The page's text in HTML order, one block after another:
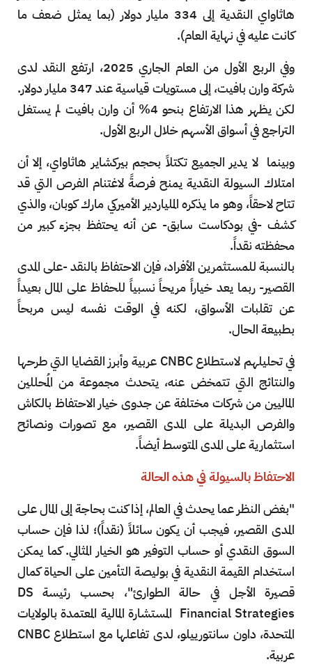
هاثاواي النقدية إلى 334 مليار دولار (بما يمثل ضعف ما
كانت عليه في نهاية العام).
وفي الربع الأول من العام الجاري 2025، ارتفع النقد لدى
شركة وارن بافيت، إلى مستويات قياسية عند 347 مليار دولار.
لكن يظهر هذا الارتفاع بنحو 4% أن وارن بافيت لم يستغل
التراجع في أسواق الأسهم خلال الربع الأول.
وبينما لا يدير الجميع تكتلاً بحجم بيركشاير هاثاواي، إلا أن
امتلاك السيولة النقدية يمنح فرصةً لاغتنام الفرص التي قد
تتاح لاحقاً، وهو ما يذكره الملياردير الأميركي مارك كوبان، والذي
كشف -في بودكاست سابق- عن أنه يحتفظ بجزء كبير من
محفظته نقداً.
بالنسبة للمستثمرين الأفراد، فإن الاحتفاظ بالنقد -على المدى
القصير- ربما يعد خياراً مريحاً نسبياً للحفاظ على المال بعيداً
عن تقلبات الأسواق، لكنه في الوقت نفسه ليس مربحاً
بطبيعة الحال.
في تحليلهم لاستطلاع CNBC عربية وأبرز القضايا التي طرحها
والنتائج التي تتمخض عنه، يتحدث مجموعة من المُحللين
الماليين من شركات مختلفة عن جدوى خيار الاحتفاظ بالكاش
والفرص البديلة على المدى القصير، مع تصورات ونصائح
استثمارية على المدى المتوسط أيضاً.
الاحتفاظ بالسيولة في هذه الحالة
"بغض النظر عما يحدث في العالم، إذا كنت بحاجة إلى المال على
المدى القصير، فيجب أن يكون سائلاً (نقداً)؛ لذا فإن حساب
السوق النقدي أو حساب التوفير هو الخيار المثالي. كما يمكن
استخدام القيمة النقدية في بوليصة التأمين على الحياة كمال
قصيرة الأجل في حالة الطوارئ"، بحسب رئيسة DS
Financial Strategies المستشارة المالية المعتمدة بالولايات
المتحدة، داون سانتورييلو، لدى تفاعلها مع استطلاع CNBC
عربية.